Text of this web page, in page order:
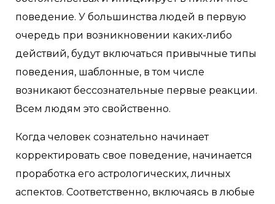
поведение. У большинства людей в первую
очередь при возникновении каких-либо
действий, будут включаться привычные типы
поведения, шаблонные, в том числе
возникают бессознательные первые реакции.
Всем людям это свойственно.
Когда человек сознательно начинает
корректировать свое поведение, начинается
проработка его астрологических, личных
аспектов. Соответственно, включаясь в любые